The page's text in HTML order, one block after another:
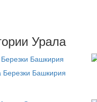
Урала
Башкирия